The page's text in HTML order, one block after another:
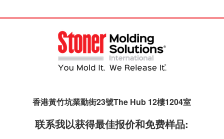
香港黃竹坑業勤街23號The Hub 12樓1204室
联系我以获得最佳报价和免费样品: